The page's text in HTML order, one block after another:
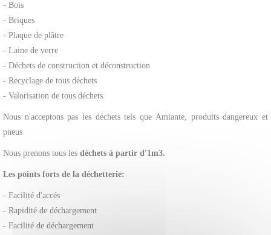
- Bois
- Briques
- Plaque de plâtre
- Laine de verre
- Déchets de construction et déconstruction
- Recyclage de tous déchets
- Valorisation de tous déchets
Nous n'acceptons pas les déchets tels que Amiante, produits dangereux et
pneus
Nous prenons tous les déchets à partir d'1m3.
Les points forts de la déchetterie:
- Facilité d'accés
- Rapidité de déchargement
- Facilité de déchargement